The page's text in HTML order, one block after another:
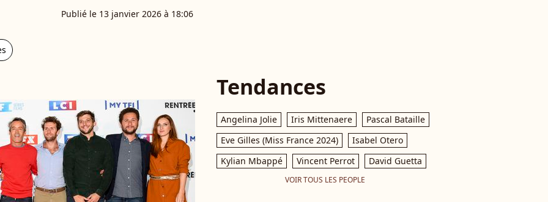
Publié le 13 janvier 2026 à 18:06
Tendances
Angelina Jolie Iris Mittenaere
Pascal Bataille
Eve Gilles (Miss France 2024)
Isabel Otero
Kylian Mbappé
Vincent Perrot David Guetta
VOIR TOUS LES PEOPLE